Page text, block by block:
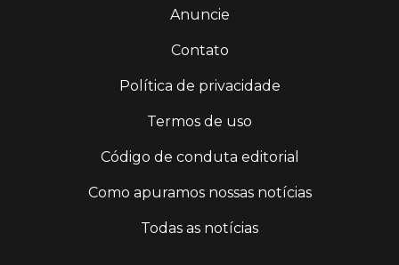
Anuncie
Contato
Política de privacidade
Termos de uso
Código de conduta editorial
Como apuramos nossas notícias
Todas as notícias